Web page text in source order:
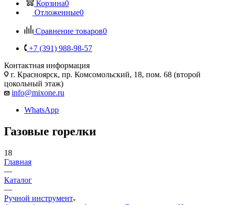
Корзина0
Отложенные0
Сравнение товаров0
+7 (391) 988-98-57
Контактная информация
г. Красноярск, пр. Комсомольский, 18, пом. 68 (второй
цокольный этаж)
info@mixone.ru
WhatsApp
Газовые горелки
18
Главная
—
Каталог
—
Ручной инструмент